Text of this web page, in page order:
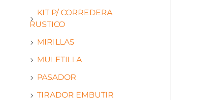
KIT P/ CORREDERA
RUSTICO
MIRILLAS
MULETILLA
PASADOR
TIRADOR EMBUTIR